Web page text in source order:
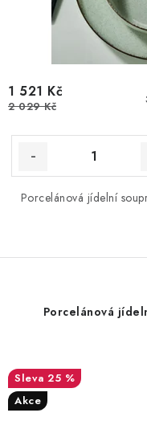
1 521 Kč
2 029 Kč
Porcelánová jídelní
Porcelánová
25 %
Akce